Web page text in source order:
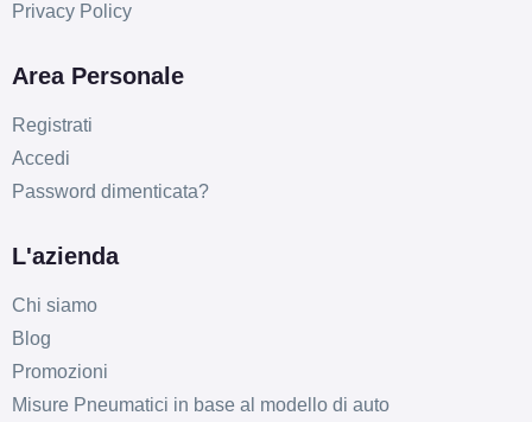
Privacy Policy
Area Personale
Registrati
Accedi
Password dimenticata?
L'azienda
Chi siamo
Blog
Promozioni
Misure Pneumatici in base al modello di auto